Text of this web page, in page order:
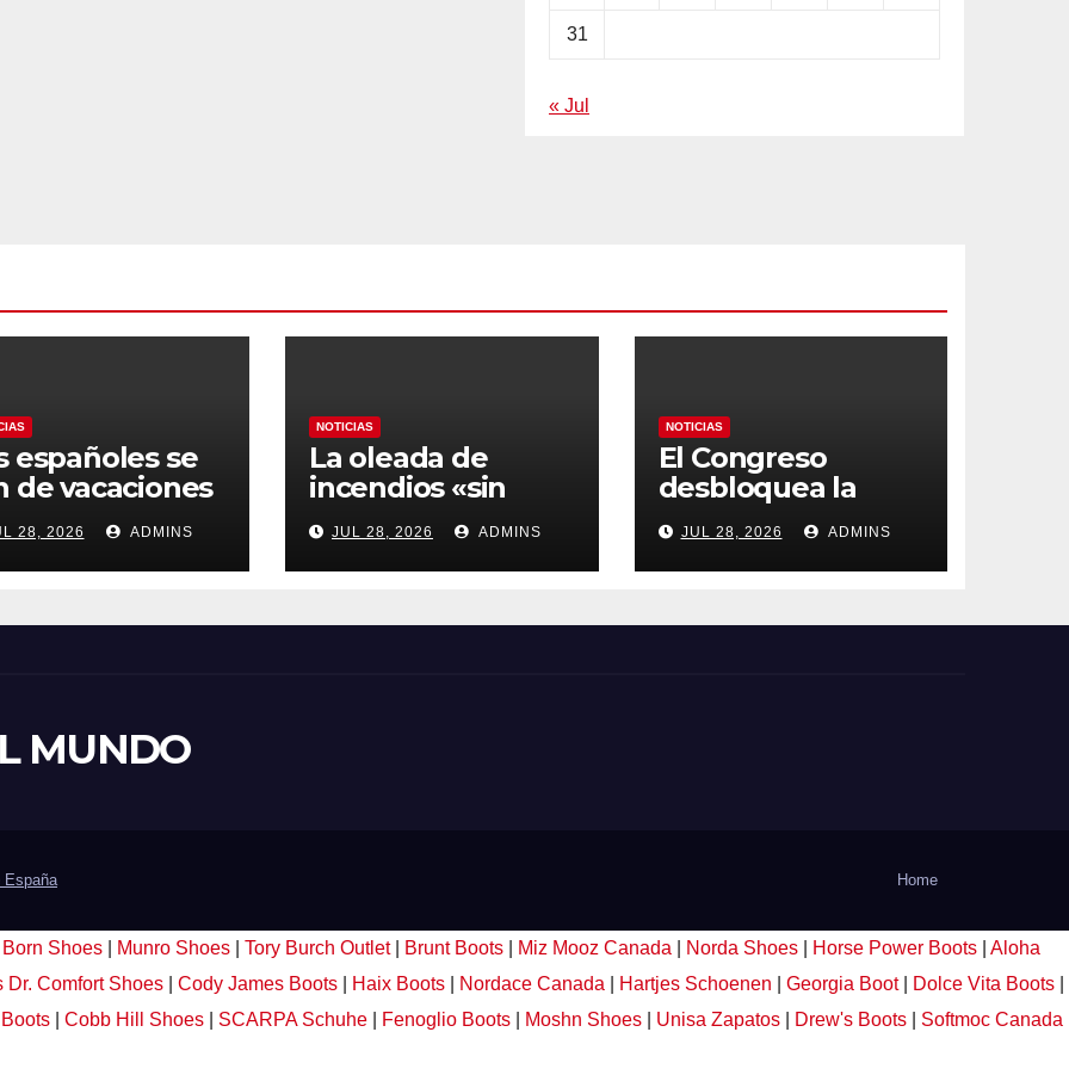
31
« Jul
españoles se
de vacaciones
los
hasta
más caros
hoteles
28, 2026 ADMINS
NOTICIAS
La oleada de
incendios «sin
capacidad de
extinción» en Ávila
y al oeste de
declarar la
JUL 28, 2026 ADMINS
NOTICIAS
El Congreso
desbloquea la
jubilación parcial
de los
trabajadores
sector público
JUL 28, 2026 ADMINS
MUNDO
España Home
Born Shoes Munro Shoes Tory Burch Outlet Brunt Boots Miz Mooz Canada Norda Shoes Horse Power Boots
Aloha
Dr. Comfort Shoes Cody James Boots Haix Boots Nordace Canada Hartjes Schoenen Georgia Boot| Dolce Vita Boots
Cobb Hill Shoes SCARPA Schuhe Fenoglio Boots Moshn Shoes Unisa Zapatos Drew's Boots
Softmoc Canada